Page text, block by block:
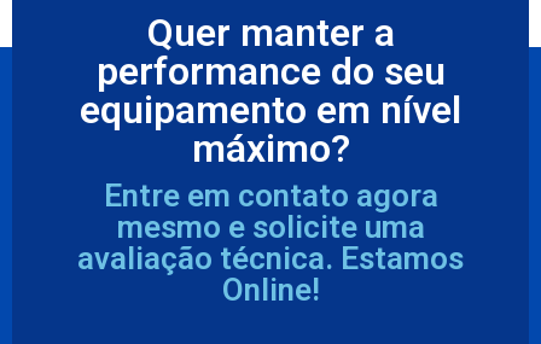
Quer manter a
performance do seu
equipamento em nível
máximo?
Entre em contato agora
mesmo e solicite uma
avaliação técnica. Estamos
Online!